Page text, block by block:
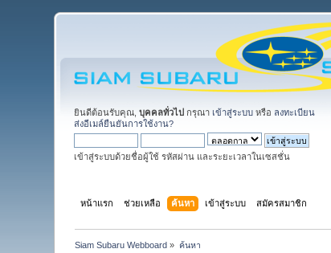
ยินดีต้อนรับคุณ,บุคคลทั่วไป กรุณา เข้าสู่ระบบ หรือ ลงทะเบียน
ส่งอีเมล์ยืนยันการใช้งาน?
เข้าสู่ระบบด้วยชื่อผู้ใช้ รหัสผ่าน และระยะเวลาในเซสชั่น
หน้าแรก ช่วยเหลือ ค้นหา เข้าสู่ระบบ สมัครสมาชิก
Siam Subaru Webboard » ค้นหา